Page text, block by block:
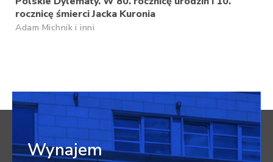
rocznicę śmierci Jacka Kuronia
Adam Michnik i inni
Wynajem